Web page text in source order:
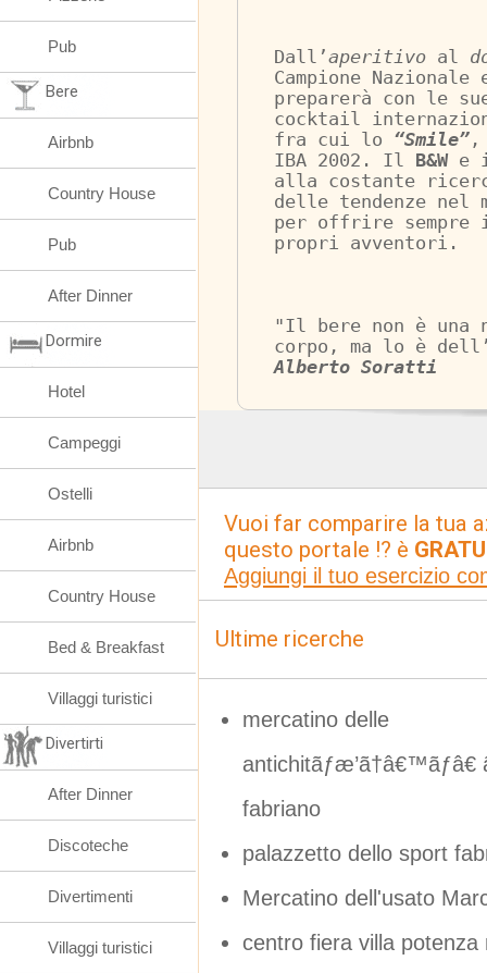
Dall’aperitivo al
Campione
preparerà con le
cocktail
fra cui lo “Smile” ,
IBA 2002. Il B&W e il
alla costante
delle tendenze nel
per offrire sempre
propri avventori.
"Il bere non è una
corpo, ma lo è
Alberto Soratti
Vuoi far comparire la tua
questo portale !? è
Aggiungi il tuo esercizio
Ultime ricerche
mercatino delle
antichitãƒæ’ã†â€™ãƒâ€
fabriano
palazzetto dello sport
Mercatino dell'usato
centro fiera villa
Pub
Bere
Airbnb
Country House
Pub
After Dinner
Dormire
Hotel
Campeggi
Ostelli
Airbnb
Country House
Bed & Breakfast
Villaggi turistici
Divertirti
After Dinner
Discoteche
Divertimenti
Villaggi turistici